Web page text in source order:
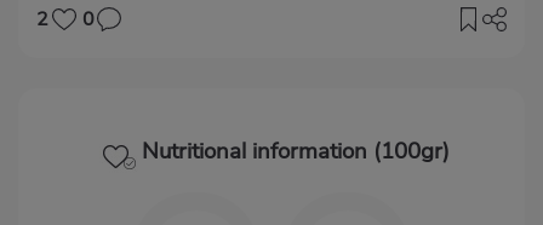
2 0
Nutritional information (100gr)